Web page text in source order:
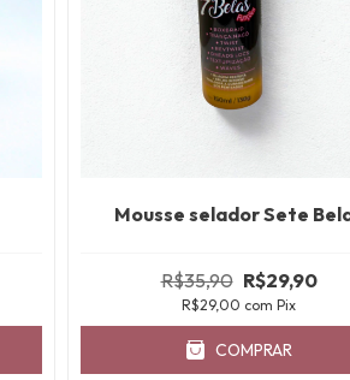
Mousse selador Sete
R$35,90 R$29,90
R$29,00 com Pix
COMPRAR